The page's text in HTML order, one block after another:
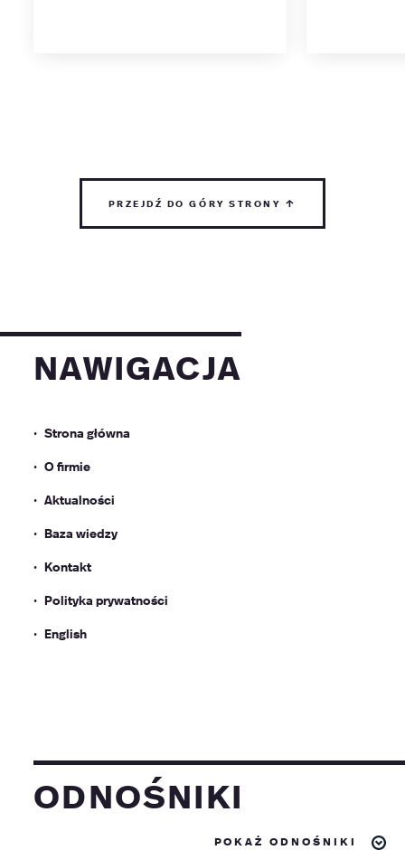
przejdź do góry strony ↑
nawigacja
Strona główna
O firmie
Aktualności
Baza wiedzy
Kontakt
Polityka prywatności
English
odnośniki
pokaż odnośniki